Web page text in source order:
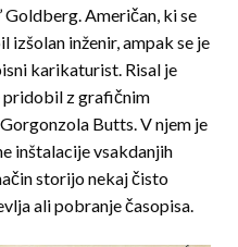
Goldberg. Američan, ki se
izšolan inženir, ampak se je
karikaturist. Risal je
pridobil z grafičnim
Butts. V njem je
inštalacije vsakdanjih
storijo nekaj čisto
ali pobranje časopisa.